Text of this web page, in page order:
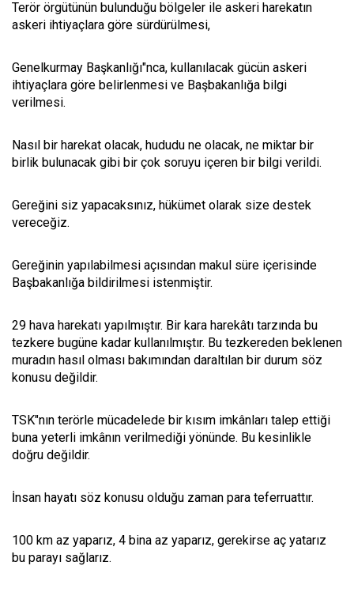
Terör örgütünün bulunduğu bölgeler ile askeri harekatın
askeri ihtiyaçlara göre sürdürülmesi,
Genelkurmay Başkanlığı"nca, kullanılacak gücün askeri
ihtiyaçlara göre belirlenmesi ve Başbakanlığa bilgi
verilmesi.
Nasıl bir harekat olacak, hududu ne olacak, ne miktar bir
birlik bulunacak gibi bir çok soruyu içeren bir bilgi verildi.
Gereğini siz yapacaksınız, hükümet olarak size destek
vereceğiz.
Gereğinin yapılabilmesi açısından makul süre içerisinde
Başbakanlığa bildirilmesi istenmiştir.
29 hava harekatı yapılmıştır. Bir kara harekâtı tarzında bu
tezkere bugüne kadar kullanılmıştır. Bu tezkereden beklenen
muradın hasıl olması bakımından daraltılan bir durum söz
konusu değildir.
TSK"nın terörle mücadelede bir kısım imkânları talep ettiği
buna yeterli imkânın verilmediği yönünde. Bu kesinlikle
doğru değildir.
İnsan hayatı söz konusu olduğu zaman para teferruattır.
100 km az yaparız, 4 bina az yaparız, gerekirse aç yatarız
bu parayı sağlarız.